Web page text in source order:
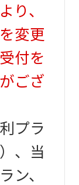
り、
変更
付を
ござ
プラ
、当
ン、